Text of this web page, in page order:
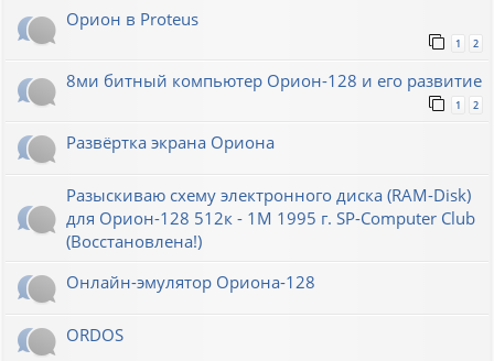
Орион в Proteus
1 2
8ми битный компьютер Орион-128 и его развитие
1 2
Развёртка экрана Ориона
Разыскиваю схему электронного диска (RAM-Disk)
для Орион-128 512к - 1М 1995 г. SP-Computer Club
(Восстановлена!)
Онлайн-эмулятор Ориона-128
ORDOS